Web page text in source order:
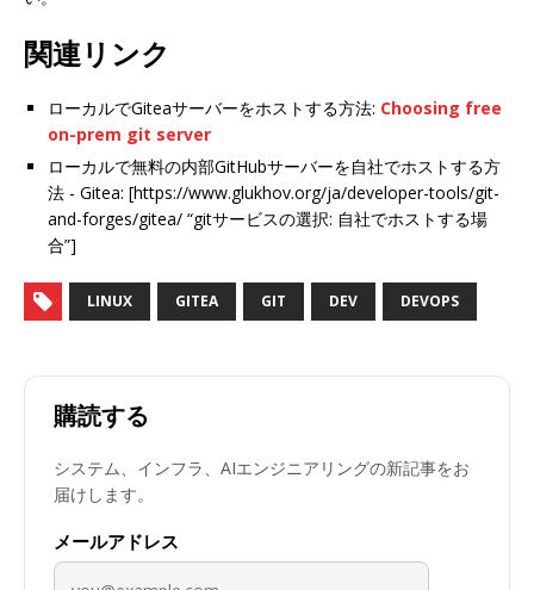
関連リンク
ローカルでGiteaサーバーをホストする方法: Choosing free
on-prem git server
ローカルで無料の内部GitHubサーバーを自社でホストする方
法 - Gitea: [https://www.glukhov.org/ja/developer-tools/git-
and-forges/gitea/ “gitサービスの選択: 自社でホストする場
合”]
LINUX GITEA GIT DEV DEVOPS
購読する
システム、インフラ、AIエンジニアリングの新記事をお
届けします。
メールアドレス